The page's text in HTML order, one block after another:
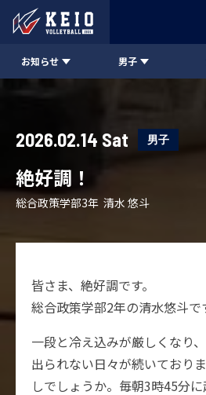
お知らせ 男子
2026.02.14 Sat 男子
絶好調！
総合政策学部3年 清水 悠斗
皆さま、絶好調です。
総合政策学部2年の清水悠斗で
一段と冷え込みが厳しくなり
出られない日々が続いており
しでしょうか。毎朝3時45分